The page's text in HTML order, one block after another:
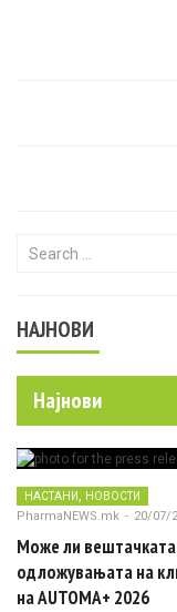
Search for:
НАЈНОВИ
Најнови
НАСТАНИ, НОВОСТИ
PharmaNEWS.mk - 20/07/
Може ли вештачката
одложувањата на
на AUTOMA+ 2026